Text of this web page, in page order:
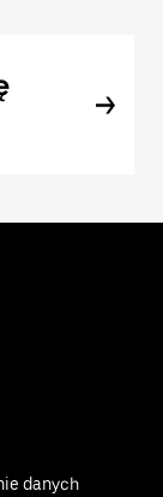
danych